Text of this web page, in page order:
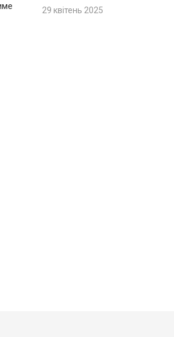
29 квітень 2025